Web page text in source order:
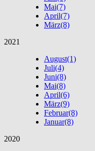
Mai(7)
April(7)
März(8)
2021
August(1)
Juli(4)
Juni(8)
Mai(8)
April(6)
März(9)
Februar(8)
Januar(8)
2020